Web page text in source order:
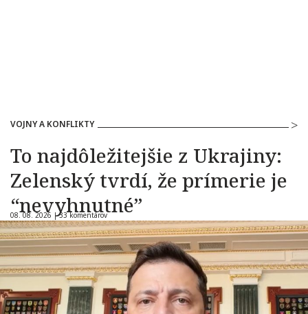
VOJNY A KONFLIKTY
To najdôležitejšie z Ukrajiny:
Zelenský tvrdí, že prímerie je
“nevyhnutné”
08. 08. 2026 |33 komentárov